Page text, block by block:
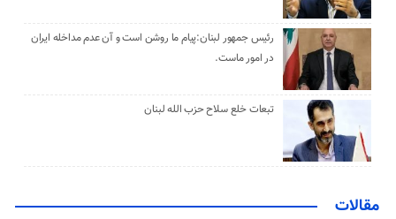
رئیس جمهور لبنان:پیام ما روشن است و آن عدم مداخله ایران
در امور ماست.
تبعات خلع سلاح حزب الله لبنان
مقالات